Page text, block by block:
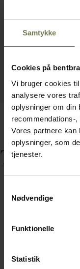
Samtykke
Cookies på
Vi bruger cookies
analysere vores
oplysninger om din
recommendations-
Vores partnere kan
oplysninger, som
tjenester.
Nødvendige
Funktionelle
Statistik
Tilbehør